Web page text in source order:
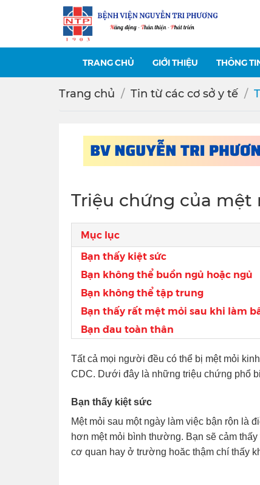
TRANG CHỦ GIỚI THIỆU THÔNG
Trang chủ Tin từ các cơ sở y tế
Triệu chứng của mệt
Mục lục
Bạn thấy kiệt sức
Bạn không thể buồn ngủ hoặc ngủ
Bạn không thể tập trung
Bạn thấy rất mệt mỏi sau khi làm
Bạn đau toàn thân
Tất cả mọi người đều có thể bị mệt mỏi
CDC. Dưới đây là những triệu chứng phổ
Bạn thấy kiệt sức
Mệt mỏi sau một ngày làm việc bận rộn là
hơn mệt mỏi bình thường. Bạn sẽ cảm
cơ quan hay ở trường hoăc thậm chí thấy